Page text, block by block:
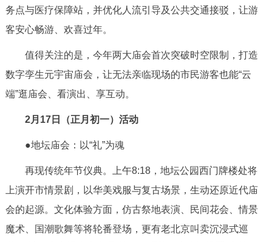
政民互动
参与调查 在线访谈 图说互动
绿色北京 图说北京 视频北京
多语种
ENGLISH 한국어 日本語
务点与医疗保障站，并优化人流引导及公共交通接驳，让游
客安心畅游、欢喜过年。
值得关注的是，今年两大庙会首次突破时空限制，打造
数字孪生元宇宙庙会，让无法亲临现场的市民游客也能“云
端”逛庙会、看演出、享互动。
2月17日（正月初一）活动
●地坛庙会：以“礼”为魂
再现传统年节仪典。上午8:18，地坛公园西门牌楼处将
上演开市情景剧，以华美戏服与复古场景，生动还原近代庙
会的起源。文化体验方面，仿古祭地表演、民间花会、情景
魔术、国潮歌舞等将轮番登场，更有老北京叫卖沉浸式巡